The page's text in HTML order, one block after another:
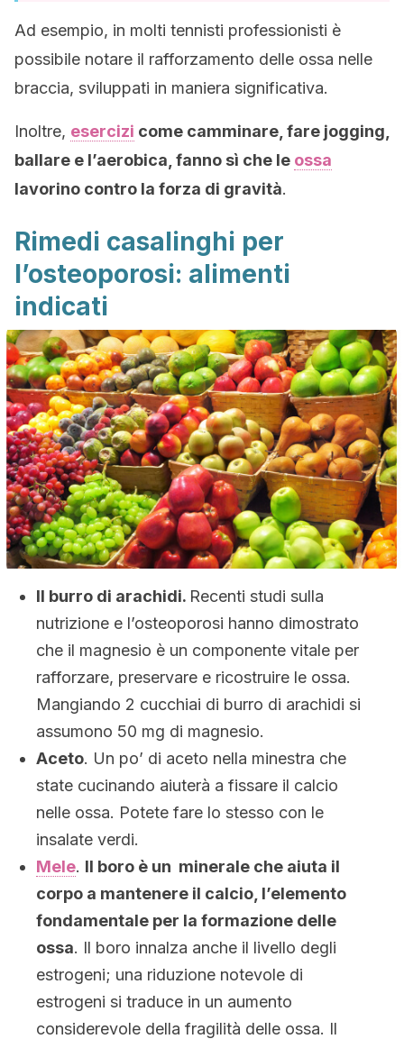
Ad esempio, in molti tennisti professionisti è
possibile notare il rafforzamento delle ossa nelle
braccia, sviluppati in maniera significativa.
Inoltre, esercizi come camminare, fare jogging,
ballare e l’aerobica, fanno sì che le ossa
lavorino contro la forza di gravità.
Rimedi casalinghi per
l’osteoporosi: alimenti
indicati
Il burro di arachidi. Recenti studi sulla
nutrizione e l’osteoporosi hanno dimostrato
che il magnesio è un componente vitale per
rafforzare, preservare e ricostruire le ossa.
Mangiando 2 cucchiai di burro di arachidi si
assumono 50 mg di magnesio.
Aceto. Un po’ di aceto nella minestra che
state cucinando aiuterà a fissare il calcio
nelle ossa. Potete fare lo stesso con le
insalate verdi.
Mele. Il boro è un minerale che aiuta il
corpo a mantenere il calcio, l’elemento
fondamentale per la formazione delle
ossa. Il boro innalza anche il livello degli
estrogeni; una riduzione notevole di
estrogeni si traduce in un aumento
considerevole della fragilità delle ossa. Il